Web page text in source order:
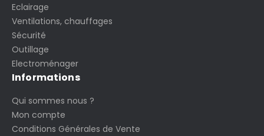
Eclairage
Ventilations, chauffages
Sécurité
Outillage
Electroménager
Informations
Qui sommes nous ?
Mon compte
Conditions Générales de Vente